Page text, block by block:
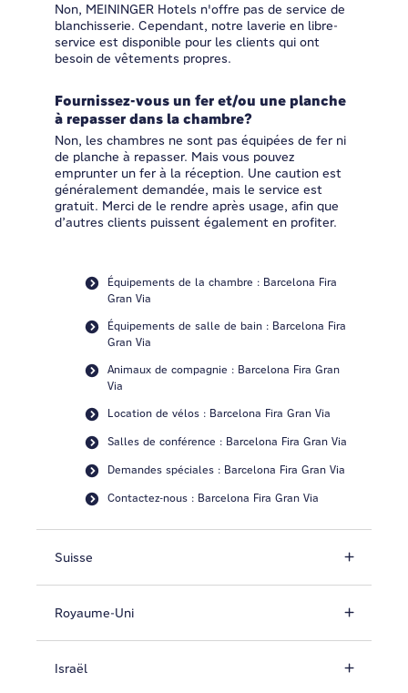
Non, MEININGER Hotels n'offre pas de service de
blanchisserie. Cependant, notre laverie en libre-
service est disponible pour les clients qui ont
besoin de vêtements propres.
Fournissez-vous un fer et/ou une planche
à repasser dans la chambre?
Non, les chambres ne sont pas équipées de fer ni
de planche à repasser. Mais vous pouvez
emprunter un fer à la réception. Une caution est
généralement demandée, mais le service est
gratuit. Merci de le rendre après usage, afin que
d’autres clients puissent également en profiter.
Équipements de la chambre : Barcelona Fira
Gran Via
Équipements de salle de bain : Barcelona Fira
Gran Via
Animaux de compagnie : Barcelona Fira Gran
Via
Location de vélos : Barcelona Fira Gran Via
Salles de conférence : Barcelona Fira Gran Via
Demandes spéciales : Barcelona Fira Gran Via
Contactez-nous : Barcelona Fira Gran Via
Suisse
Royaume-Uni
Israël